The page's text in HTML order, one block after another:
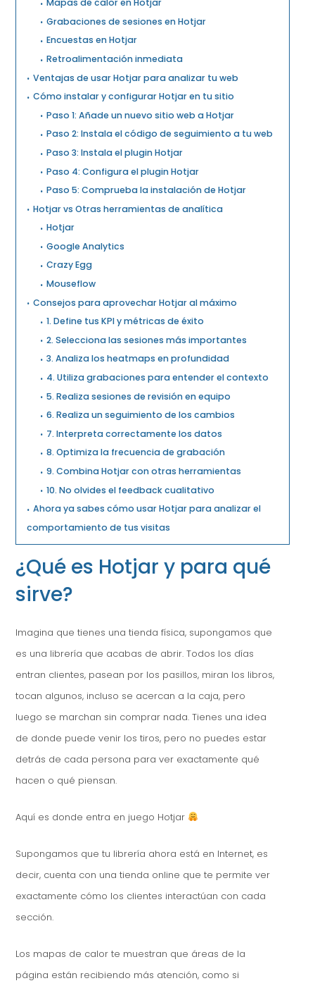
Mapas de calor en Hotjar
Grabaciones de sesiones en Hotjar
Encuestas en Hotjar
Retroalimentación inmediata
Ventajas de usar Hotjar para analizar tu web
Cómo instalar y configurar Hotjar en tu sitio
Paso 1: Añade un nuevo sitio web a Hotjar
Paso 2: Instala el código de seguimiento a tu web
Paso 3: Instala el plugin Hotjar
Paso 4: Configura el plugin Hotjar
Paso 5: Comprueba la instalación de Hotjar
Hotjar vs Otras herramientas de analítica
Hotjar
Google Analytics
Crazy Egg
Mouseflow
Consejos para aprovechar Hotjar al máximo
1. Define tus KPI y métricas de éxito
2. Selecciona las sesiones más importantes
3. Analiza los heatmaps en profundidad
4. Utiliza grabaciones para entender el contexto
5. Realiza sesiones de revisión en equipo
6. Realiza un seguimiento de los cambios
7. Interpreta correctamente los datos
8. Optimiza la frecuencia de grabación
9. Combina Hotjar con otras herramientas
10. No olvides el feedback cualitativo
Ahora ya sabes cómo usar Hotjar para analizar el
comportamiento de tus visitas
¿Qué es Hotjar y para qué
sirve?
Imagina que tienes una tienda física, supongamos que
es una librería que acabas de abrir. Todos los días
entran clientes, pasean por los pasillos, miran los libros,
tocan algunos, incluso se acercan a la caja, pero
luego se marchan sin comprar nada. Tienes una idea
de donde puede venir los tiros, pero no puedes estar
detrás de cada persona para ver exactamente qué
hacen o qué piensan.
Aquí es donde entra en juego Hotjar
Supongamos que tu librería ahora está en Internet, es
decir, cuenta con una tienda online que te permite ver
exactamente cómo los clientes interactúan con cada
sección.
Los mapas de calor te muestran que áreas de la
página están recibiendo más atención, como si